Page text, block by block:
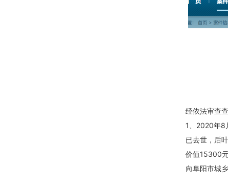
经依法审查查
1、2020年8
已去世，后
价值15300
向阜阳市城